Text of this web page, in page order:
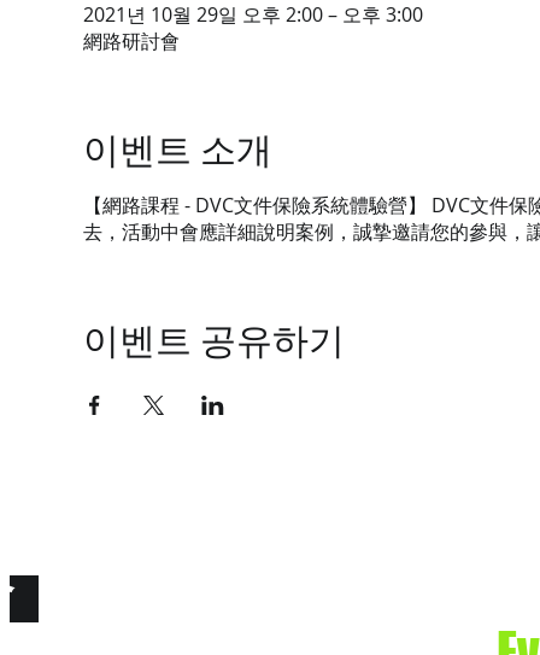
2021년 10월 29일 오후 2:00 – 오후 3:00
網路研討會
이벤트 소개
【網路課程 - DVC文件保險系統體驗營】 DVC文件
去，活動中會應詳細說明案例，誠摯邀請您的參與，
이벤트 공유하기
限公司